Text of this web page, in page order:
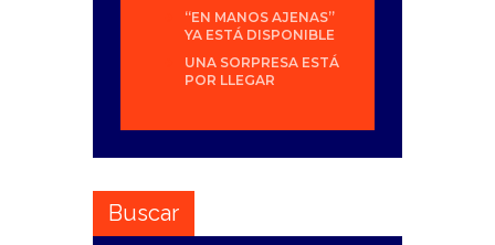
“EN MANOS AJENAS”
YA ESTÁ DISPONIBLE
UNA SORPRESA ESTÁ
POR LLEGAR
Buscar